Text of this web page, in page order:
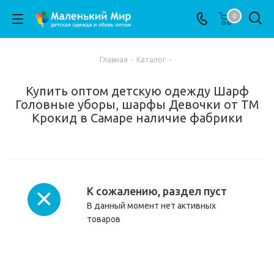
0
Главная - Каталог -
Купить оптом детскую одежду Шарф
Головные уборы, шарфы Девочки от ТМ
Крокид в Самаре наличие фабрики
К сожалению, раздел пуст
В данный момент нет активных
товаров